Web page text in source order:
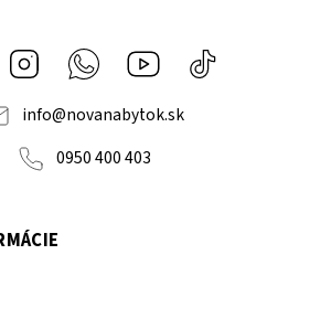
Instagram Whatsapp Youtube
nábytok
info@novanabytok.sk
0950 400 403